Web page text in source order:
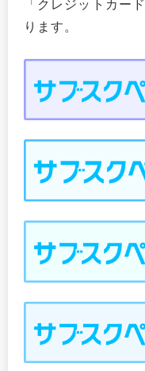
「クレジットカー
ります。